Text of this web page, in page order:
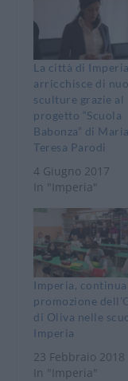
La città di
arricchisce di
sculture grazie al
progetto “Scuola
Babonza” di Maria
Teresa Parodi
4 Giugno 2017
In "Imperia"
Imperia,
promozione
di Oliva nelle
Imperia
23 Febbraio 2018
In "Imperia"